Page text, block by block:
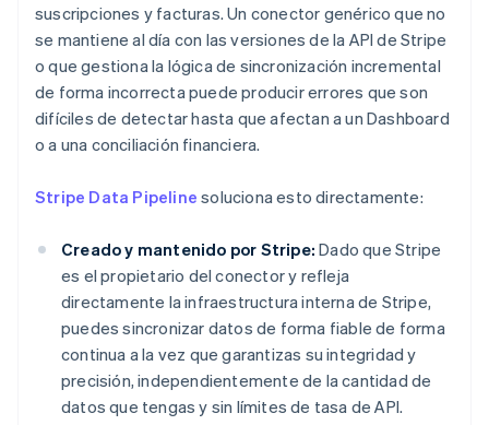
suscripciones y facturas. Un conector genérico que no
se mantiene al día con las versiones de la API de Stripe
o que gestiona la lógica de sincronización incremental
de forma incorrecta puede producir errores que son
difíciles de detectar hasta que afectan a un Dashboard
o a una conciliación financiera.
Stripe Data Pipeline soluciona esto directamente:
Creado y mantenido por Stripe: Dado que Stripe
es el propietario del conector y refleja
directamente la infraestructura interna de Stripe,
puedes sincronizar datos de forma fiable de forma
continua a la vez que garantizas su integridad y
precisión, independientemente de la cantidad de
datos que tengas y sin límites de tasa de API.